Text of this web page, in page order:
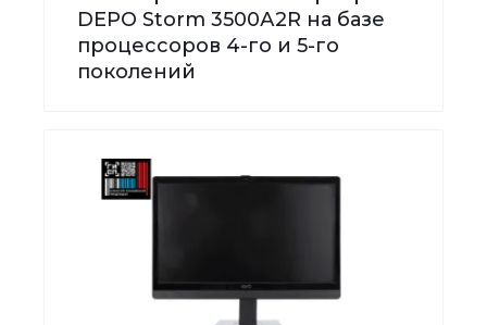
DEPO Storm 3500А2R на базе
процессоров 4-го и 5-го
поколений